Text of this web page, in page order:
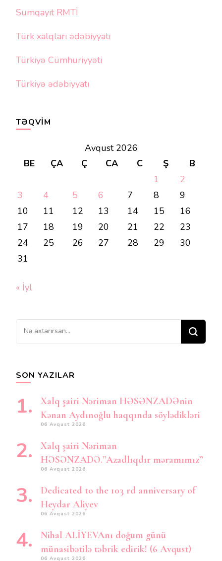
Sumqayıt RMTİ
Türk xalqları ədəbiyyatı
Türkiyə Cümhuriyyəti
Türkiyə ədəbiyyatı
TƏQVIM
Avqust 2026
BE
ÇA Ç CA C Ş
B
1
2
3
4 5 6 7 8
9
10
11 12 13 14 15
16
17
18 19 20 21 22
23
24
25 26 27 28 29
30
31
« İyl
Bir
şey
SON YAZILAR
Xalq şairi Nəriman HƏSƏNZADƏnin
Kənan Aydınoğlu haqqında söylədikləri
06 Avqust 2026
Xalq şairi Nəriman
HƏSƏNZADƏ.”Azadlıqdır məramımız”
06 Avqust 2026
Dedicated to the 103 rd anniversary of
Heydar Aliyev
06 Avqust 2026
Nihal ALİYEVAnı doğum günü
münasibətilə təbrik edirik! (6 Avqust)
06 Avqust 2026